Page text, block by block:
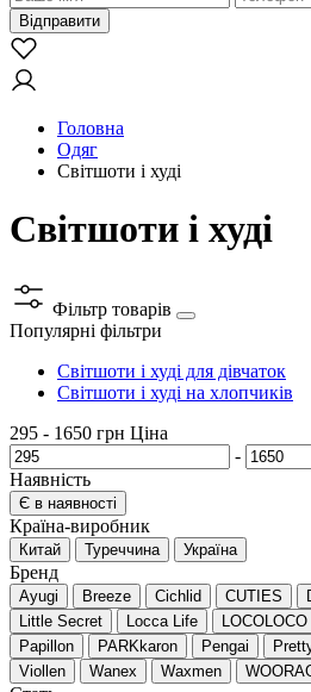
Відправити
Головна
Одяг
Світшоти і худі
Світшоти і худі
Фільтр товарів
Популярні фільтри
Світшоти і худі для дівчаток
Світшоти і худі на хлопчиків
295 - 1650 грн Ціна
-
Наявність
Є в наявності
Країна-виробник
Китай Туреччина Україна
Бренд
Ayugi Breeze Cichlid CUTIES
Little Secret
Locca Life LOCOLOCO
Papillon
PARKkaron Pengai
Viollen
Wanex Waxmen